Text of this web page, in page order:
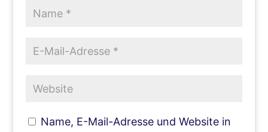
Name, E-Mail-Adresse und Website in